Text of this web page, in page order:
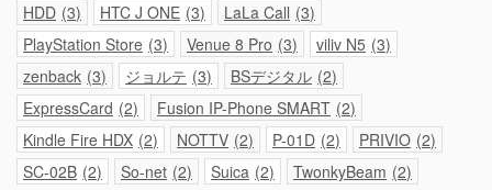
HDD 3 HTC J ONE 3 LaLa Call 3
PlayStation Store 3 Venue 8 Pro 3 viliv N5 3
zenback 3 ジョルテ 3 BSデジタル 2
ExpressCard 2 Fusion IP-Phone SMART 2
Kindle Fire HDX 2 NOTTV 2 P-01D 2 PRIVIO 2
SC-02B 2 So-net 2 Suica 2 TwonkyBeam 2